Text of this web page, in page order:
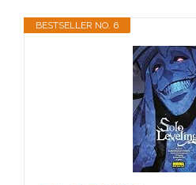
BESTSELLER NO. 6